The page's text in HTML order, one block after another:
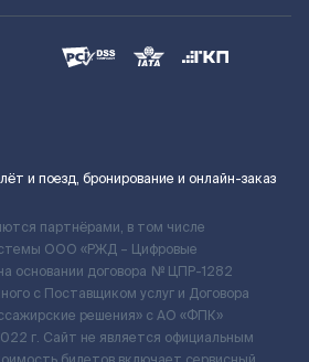
и поезд, бронирование и онлайн-заказ
партнёрами, в том числе
ООО «РЖД – Цифровые
основании договора № ЦПР-1282
с Поставщиком услуг и Договора
решения» c АО «ФПК»
г. Сайт не является официальным